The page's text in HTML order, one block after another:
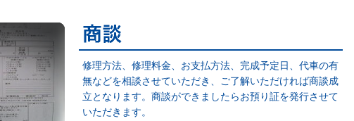
修理方法、修理料金、お支払方法、完成予定日、代車の有
無などを相談させていただき、ご了解いただければ商談成
立となります。商談ができましたらお預り証を発行させて
いただきます。